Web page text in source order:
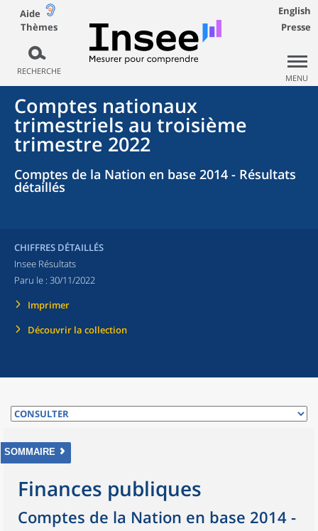
Aide
Thèmes
RECHERCHE
English
Presse
MENU
Comptes nationaux
trimestriels au troisième
trimestre 2022
Comptes de la Nation en base 2014 - Résultats
détaillés
CHIFFRES DÉTAILLÉS
Insee Résultats
Paru le : 30/11/2022
Imprimer
Découvrir la collection
SOMMAIRE
Finances publiques
Comptes de la Nation en base 2014 -